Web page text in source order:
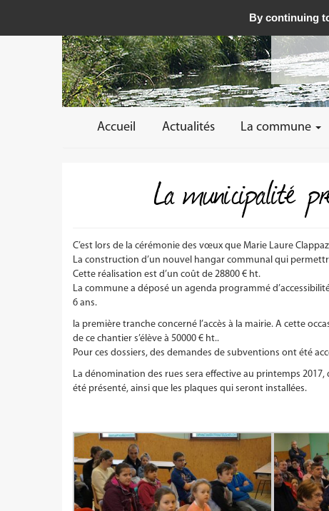
Accueil Actualités La commune
La municipalité
C’est lors de la cérémonie des vœux que Marie Laure
La construction d’un nouvel hangar communal qui
Cette réalisation est d’un coût de 28800 € ht.
La commune a déposé un agenda programmé
6 ans.
la première tranche concerné l’accès à la mairie. A cette
de ce chantier s’élève à 50000 € ht..
Pour ces dossiers, des demandes de subventions ont été
La dénomination des rues sera effective au printemps
été présenté, ainsi que les plaques qui seront installées.
By continuing